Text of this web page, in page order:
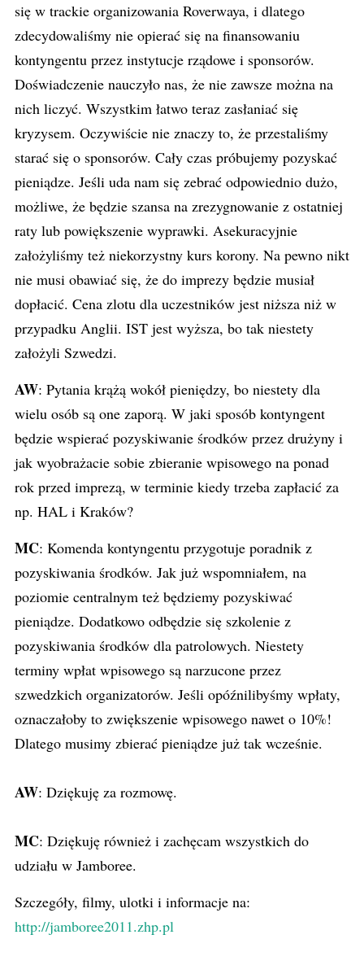
się w trackie organizowania Roverwaya, i dlatego
zdecydowaliśmy nie opierać się na finansowaniu
kontyngentu przez instytucje rządowe i sponsorów.
Doświadczenie nauczyło nas, że nie zawsze można na
nich liczyć. Wszystkim łatwo teraz zasłaniać się
kryzysem. Oczywiście nie znaczy to, że przestaliśmy
starać się o sponsorów. Cały czas próbujemy pozyskać
pieniądze. Jeśli uda nam się zebrać odpowiednio dużo,
możliwe, że będzie szansa na zrezygnowanie z ostatniej
raty lub powiększenie wyprawki. Asekuracyjnie
założyliśmy też niekorzystny kurs korony. Na pewno nikt
nie musi obawiać się, że do imprezy będzie musiał
dopłacić. Cena zlotu dla uczestników jest niższa niż w
przypadku Anglii. IST jest wyższa, bo tak niestety
założyli Szwedzi.
AW: Pytania krążą wokół pieniędzy, bo niestety dla
wielu osób są one zaporą. W jaki sposób kontyngent
będzie wspierać pozyskiwanie środków przez drużyny i
jak wyobrażacie sobie zbieranie wpisowego na ponad
rok przed imprezą, w terminie kiedy trzeba zapłacić za
np. HAL i Kraków?
MC: Komenda kontyngentu przygotuje poradnik z
pozyskiwania środków. Jak już wspomniałem, na
poziomie centralnym też będziemy pozyskiwać
pieniądze. Dodatkowo odbędzie się szkolenie z
pozyskiwania środków dla patrolowych. Niestety
terminy wpłat wpisowego są narzucone przez
szwedzkich organizatorów. Jeśli opóźnilibyśmy wpłaty,
oznaczałoby to zwiększenie wpisowego nawet o 10%!
Dlatego musimy zbierać pieniądze już tak wcześnie.
AW: Dziękuję za rozmowę.
MC: Dziękuję również i zachęcam wszystkich do
udziału w Jamboree.
Szczegóły, filmy, ulotki i informacje na:
http://jamboree2011.zhp.pl